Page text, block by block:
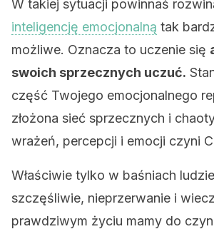
W takiej sytuacji powinnaś
inteligencję emocjonalną tak
możliwe. Oznacza to uczenie się
swoich sprzecznych uczuć.
część Twojego emocjonalnego
złożona sieć sprzecznych i
wrażeń, percepcji i emocji czyni
Właściwie tylko w baśniach
szczęśliwie, nieprzerwanie i
prawdziwym życiu mamy do